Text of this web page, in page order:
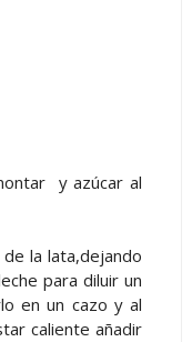
y azúcar al
la lata,dejando
para diluir un
en un cazo y al
caliente añadir